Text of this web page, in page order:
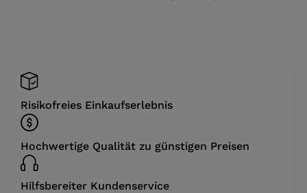
Risikofreies Einkaufserlebnis
Hochwertige Qualität zu günstigen Preisen
Hilfsbereiter Kundenservice